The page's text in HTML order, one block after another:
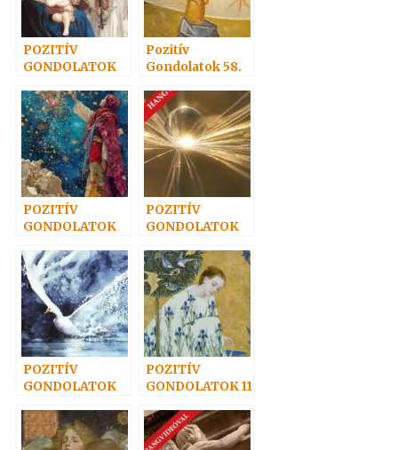
POZITÍV
GONDOLATOK
Pozitív
Gondolatok 58.
POZITÍV
GONDOLATOK
POZITÍV
GONDOLATOK
POZITÍV
GONDOLATOK
POZITÍV
GONDOLATOK 11